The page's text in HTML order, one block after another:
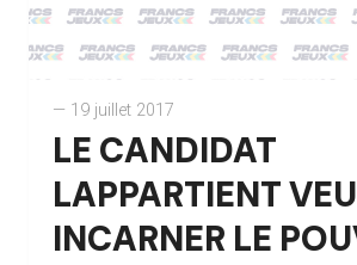
— 19 juillet 2017
LE CANDIDAT
LAPPARTIENT
INCARNER LE